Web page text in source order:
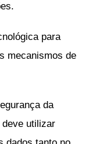
para
mecanismos de
da
deve utilizar